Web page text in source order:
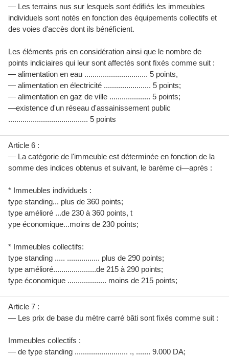
— Les terrains nus sur lesquels sont édiﬁés les immeubles
individuels sont notés en fonction des équipements collectifs et
des voies d'accès dont ils bénéﬁcient.
Les éléments pris en considération ainsi que le nombre de
points indiciaires qui leur sont affectés sont ﬁxés comme suit :
— alimentation en eau ............................... 5 points,
— alimentation en électricité ....................... 5 points;
— alimentation en gaz de ville .................... 5 points;
—existence d'un réseau d'assainissement public
....................................... 5 points
Article 6 :
— La catégorie de l'immeuble est déterminée en fonction de la
somme des indices obtenus et suivant, le barème ci—après :
* Immeubles individuels :
type standing... plus de 360 points;
type amélioré ...de 230 à 360 points, t
ype économique...moins de 230 points;
* Immeubles collectifs:
type standing ..... ................ plus de 290 points;
type amélioré.....................de 215 à 290 points;
type économique ................... moins de 215 points;
Article 7 :
— Les prix de base du mètre carré bâti sont ﬁxés comme suit :
Immeubles collectifs :
— de type standing .......................... ., ....... 9.000 DA;